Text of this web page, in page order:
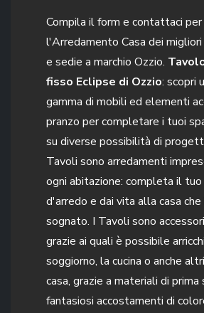
Compila il form e contattaci per
l'Arredamento Casa dei
e sedie a marchio Ozzio.
fisso Eclipse di Ozzio: scopri
gamma di mobili ed elementi
pranzo per completare i tuoi
su diverse possibilità di
Tavoli sono arredamenti
ogni abitazione: completa il
d'arredo e dai vita alla casa che
sognato. I Tavoli sono
grazie ai quali è possibile
soggiorno, la cucina o anche
casa, grazie a materiali di
fantasiosi accostamenti di